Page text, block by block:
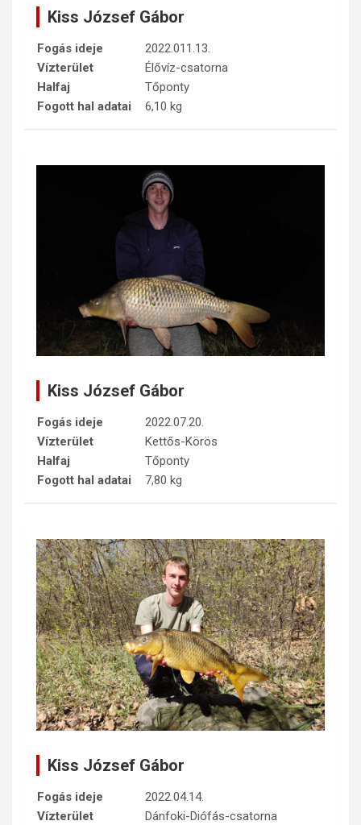
Kiss József Gábor
Fogás ideje
2022.011.13.
Vízterület
Élővíz-csatorna
Halfaj
Tőponty
Fogott hal adatai
6,10 kg
Kiss József Gábor
Fogás ideje
2022.07.20.
Vízterület
Kettős-Körös
Halfaj
Tőponty
Fogott hal adatai
7,80 kg
Kiss József Gábor
Fogás ideje
2022.04.14.
Vízterület
Dánfoki-Diófás-csatorna